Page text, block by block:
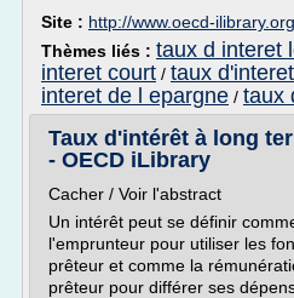
Site : http://www.oecd-ilibrary.org
Thèmes liés : taux d interet
interet court / taux
interet de l epargne / taux
Taux d'intérêt à long
- OECD iLibrary
Cacher / Voir l'abstract
Un intérêt peut se définir
l'emprunteur pour utiliser les
prêteur et comme la
prêteur pour différer ses